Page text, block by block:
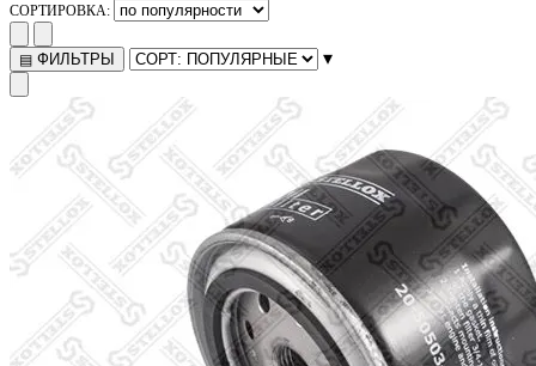
СОРТИРОВКА:
▤ ФИЛЬТРЫ ▾